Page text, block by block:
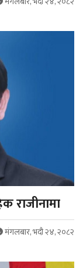
राजीनामा
मंगलबार, भदौ २४, २०८२